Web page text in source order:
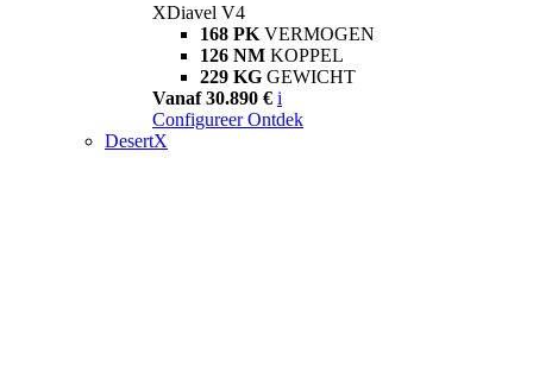
XDiavel V4
168 PK VERMOGEN
126 NM KOPPEL
229 KG GEWICHT
Vanaf 30.890 € i
Configureer Ontdek
DesertX